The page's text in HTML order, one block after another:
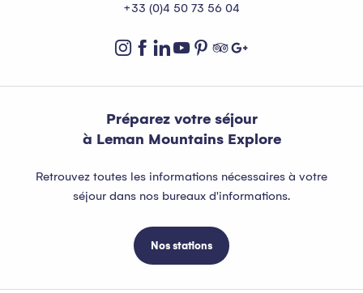
+33 (0)4 50 73 56 04
Préparez votre séjour
à Leman Mountains Explore
Retrouvez toutes les informations nécessaires à votre
séjour dans nos bureaux d'informations.
Nos stations